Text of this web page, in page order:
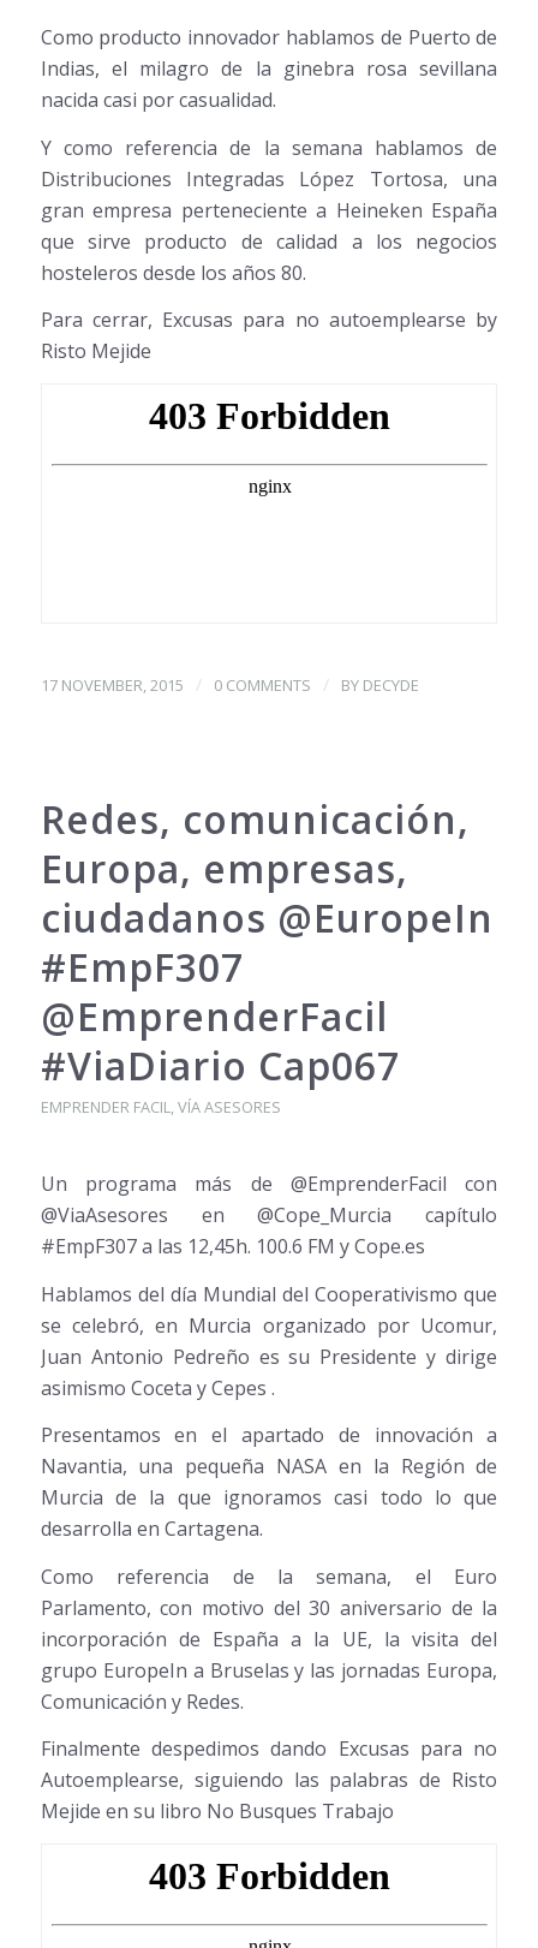
Como producto innovador hablamos de Puerto de
Indias, el milagro de la ginebra rosa sevillana
nacida casi por casualidad.
Y como referencia de la semana hablamos de
Distribuciones Integradas López Tortosa, una
gran empresa perteneciente a Heineken España
que sirve producto de calidad a los negocios
hosteleros desde los años 80.
Para cerrar, Excusas para no autoemplearse by
Risto Mejide
17 NOVEMBER, 2015 / 0 COMMENTS / BY DECYDE
Redes, comunicación,
Europa, empresas,
ciudadanos @EuropeIn
#EmpF307
@EmprenderFacil
#ViaDiario Cap067
EMPRENDER FACIL VÍA ASESORES
Un programa más de @EmprenderFacil con
@ViaAsesores en @Cope_Murcia capítulo
#EmpF307 a las 12,45h. 100.6 FM y Cope.es
Hablamos del día Mundial del Cooperativismo que
se celebró, en Murcia organizado por Ucomur,
Juan Antonio Pedreño es su Presidente y dirige
asimismo Coceta y Cepes .
Presentamos en el apartado de innovación a
Navantia, una pequeña NASA en la Región de
Murcia de la que ignoramos casi todo lo que
desarrolla en Cartagena.
Como referencia de la semana, el Euro
Parlamento, con motivo del 30 aniversario de la
incorporación de España a la UE, la visita del
grupo EuropeIn a Bruselas y las jornadas Europa,
Comunicación y Redes.
Finalmente despedimos dando Excusas para no
Autoemplearse, siguiendo las palabras de Risto
Mejide en su libro No Busques Trabajo